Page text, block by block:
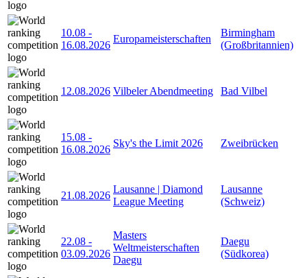
10.08 -
16.08.2026
Europameisterschaften
Birmingham
(Großbritannien)
12.08.2026 Vilbeler Abendmeeting Bad Vilbel
15.08 -
16.08.2026
Sky's the Limit 2026 Zweibrücken
21.08.2026
Lausanne | Diamond
League Meeting
Lausanne
(Schweiz)
22.08 -
03.09.2026
Masters
Weltmeisterschaften
Daegu
Daegu
(Südkorea)